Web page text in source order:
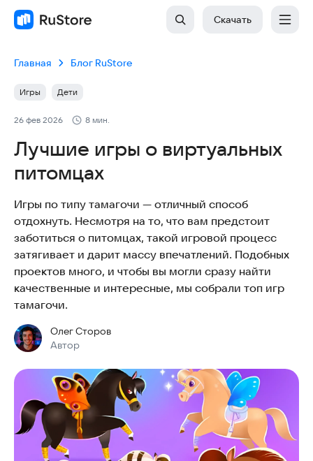
Скачать
Главная Блог RuStore
Игры Дети
26 фев 2026 8 мин.
Лучшие игры о виртуальных
питомцах
Игры по типу тамагочи — отличный способ
отдохнуть. Несмотря на то, что вам предстоит
заботиться о питомцах, такой игровой процесс
затягивает и дарит массу впечатлений. Подобных
проектов много, и чтобы вы могли сразу найти
качественные и интересные, мы собрали топ игр
тамагочи.
Олег Сторов
Автор